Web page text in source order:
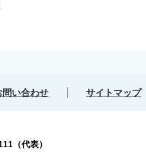
問い合わせ サイトマップ
（代表）